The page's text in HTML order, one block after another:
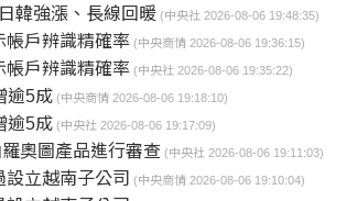
韓強漲、長線回暖 (中央社 2026-08-06 19:48:35)
戶辨識精確率 (中央商情 2026-08-06 19:36:15)
戶辨識精確率 (中央社 2026-08-06 19:35:22)
逾5成 (中央商情 2026-08-06 19:18:10)
逾5成 (中央社 2026-08-06 19:17:09)
奧圖產品進行審查 (中央社 2026-08-06 19:11:03)
立越南子公司 (中央商情 2026-08-06 19:10:04)